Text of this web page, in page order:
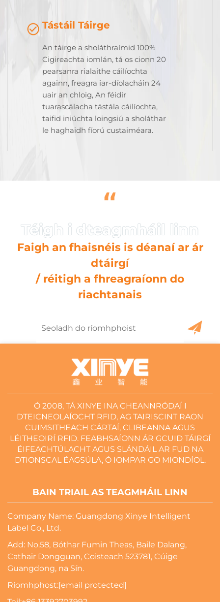
Tástáil Táirge
An táirge a sholáthraímid 100%
Cigireachta iomlán, tá os cionn 20
pearsanra rialaithe cáilíochta
againn, freagra iar-díolacháin 24
uair an chloig, An féidir
tuarascálacha tástála cáilíochta,
taifid iniúchta loingsiú a sholáthar
le haghaidh fíorú custaiméara.
“
Faigh an fhaisnéis is déanaí ar ár
dtáirgí
/ réitigh a fhreagraíonn do
riachtanais
Ó 2008, TÁ XINYE INA CHEANNRÓDAÍ I
DTEICNEOLAÍOCHT RFID, AG TAIRISCINT RAON
CUIMSITHEACH CÁRTAÍ, CLIBEANNA AGUS
LÉITHEOIRÍ RFID. FEABHSAÍONN ÁR GCUID TÁIRGÍ
ÉIFEACHTÚLACHT AGUS SLÁNDÁIL AR FUD NA
DTIONSCAL ÉAGSÚLA, Ó IOMPAR GO MIONDÍOL.
BAIN TRIAIL AS TEAGMHÁIL LINN
Company Name: Guangdong Xinye Intelligent
Label Co., Ltd.
Add: No.58, Bóthar Fumin Theas, Baile Dalang,
Cathair Dongguan, Coisteach 523781, Cúige
Guangdong, na Sín.
Ríomhphost:[email protected]